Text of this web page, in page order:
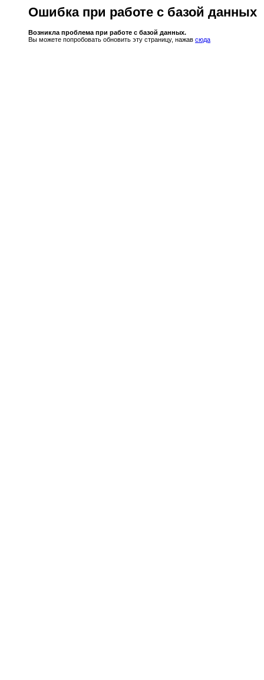
Ошибка при работе с базой данных
Возникла проблема при работе с базой данных.
Вы можете попробовать обновить эту страницу, нажав сюда